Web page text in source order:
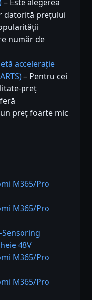
– Este alegerea
datorită prețului
număr de
accelerație
– Pentru cei
preț
preț foarte mic.
M365/Pro
M365/Pro
Sensoring
48V
M365/Pro
M365/Pro